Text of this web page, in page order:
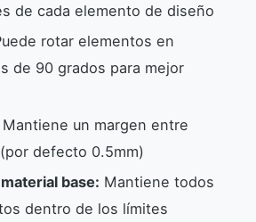
de cada elemento de diseño
rotar elementos en
de 90 grados para mejor
Mantiene un margen entre
defecto 0.5mm)
base: Mantiene todos
dentro de los límites